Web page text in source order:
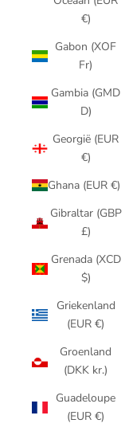
€)
Gabon (XOF
Fr)
Gambia (GMD
D)
Georgië (EUR
€)
Ghana (EUR €)
Gibraltar (GBP
£)
Grenada (XCD
$)
Griekenland
(EUR €)
Groenland
(DKK kr.)
Guadeloupe
(EUR €)